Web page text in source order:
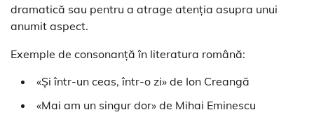
dramatică sau pentru a atrage atenția asupra unui
anumit aspect.
Exemple de consonanță în literatura română:
«Și într-un ceas, într-o zi» de Ion Creangă
«Mai am un singur dor» de Mihai Eminescu